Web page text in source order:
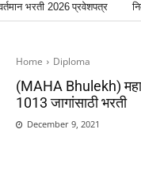
भरती 2026प्रवेशपत्र
Home Diploma
(MAHA Bhulekh)
1013 जागांसाठी भरती
December 9, 2021